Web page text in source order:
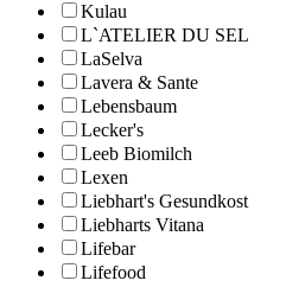
Kulau
L`ATELIER DU SEL
LaSelva
Lavera & Sante
Lebensbaum
Lecker's
Leeb Biomilch
Lexen
Liebhart's Gesundkost
Liebharts Vitana
Lifebar
Lifefood